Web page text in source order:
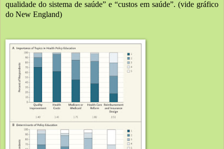
qualidade do sistema de saúde” e “custos em saúde”. (vide gráfico
do New England)